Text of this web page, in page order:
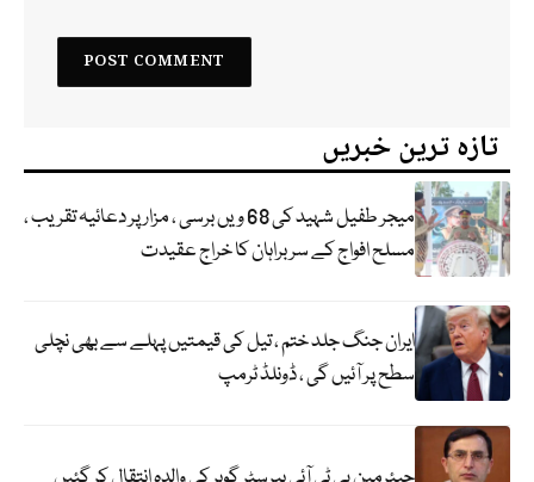
تازہ ترین خبریں
میجر طفیل شہید کی 68 ویں برسی ، مزار پر دعائیہ تقریب ،
مسلح افواج کے سربراہان کا خراج عقیدت
ایران جنگ جلد ختم ، تیل کی قیمتیں پہلے سے بھی نچلی
سطح پر آئیں گی ، ڈونلڈ ٹرمپ